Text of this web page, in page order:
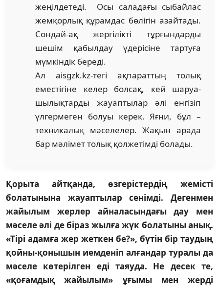
жеңілдетеді. Осы саладағы сыбайлас
жемқорлық құрамдас бөлігін азайтады.
Сондай-ақ жергілікті тұрғындарды
шешім қабылдау үдерісіне тартуға
мүмкіндік береді.
Ал aisgzk.kz-тегі ақпараттың толық
еместігіне келер болсақ, кей шаруа­
шылықтарды жауаптылар әлі енгізіп
үлгермеген болуы керек. Яғни, бұл –
техникалық мәселелер. Жақын арада
бар мәлімет толық қолжетімді болады.
Қорыта айтқанда, өзгерістердің жемісті
болатынына жауаптылар сенімді. Дегенмен
жайылым жерлер айналасындағы дау мен
мәселе әлі де біраз жылға жүк болатыны анық.
«Тірі адамға жер жеткен бе?», бүтін бір таудың
қойны-қонышын иемденіп алғандар туралы да
мәселе көтерілген еді таяуда. Не десек те,
«қоғамдық жайылым» ұғымы мен жерді